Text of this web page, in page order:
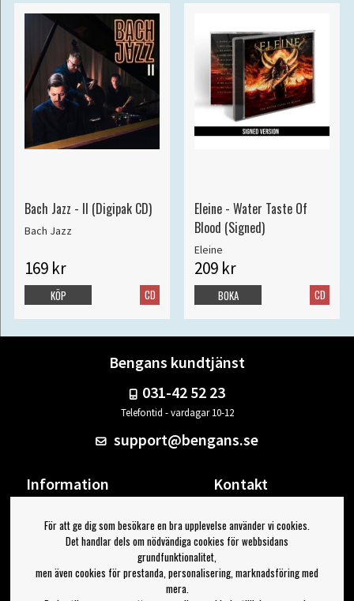
Bach Jazz - II (Digipak CD)
Bach Jazz
169 kr
CD
KÖP
Eleine - Water Taste Of
Blood (Signed)
Eleine
209 kr
CD
BOKA
Bengans kundtjänst
031-42 52 23
Telefontid - vardagar 10-12
support@bengans.se
Information
Om Bengans
FAQ / Köp- & Leveransvillkor
Kontakt
Din sida
Logga ut
Jag vill ha tips från Bengans
För att ge dig som besökare en bra upplevelse använder vi cookies.
Det handlar dels om nödvändiga cookies för webbsidans
grundfunktionalitet,
men även cookies för prestanda, personalisering, marknadsföring med
mera.